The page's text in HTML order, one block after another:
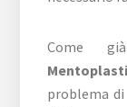
Come
problema